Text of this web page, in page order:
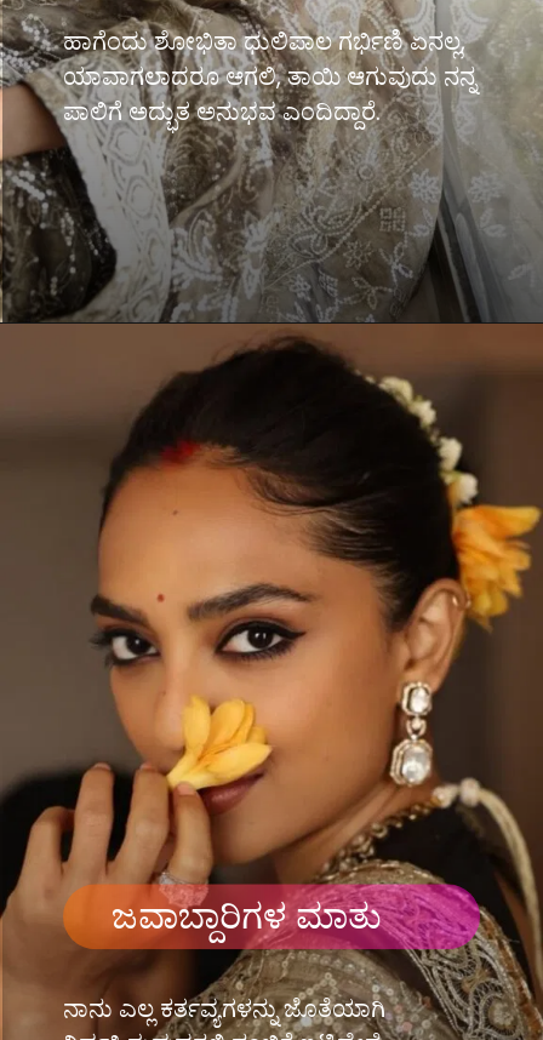
ಹಾಗೆಂದು ಶೋಭಿತಾ ಧುಲಿಪಾಲ ಗರ್ಭಿಣಿ ಏನಲ್ಲ,
ಯಾವಾಗಲಾದರೂ ಆಗಲಿ, ತಾಯಿ ಆಗುವುದು ನನ್ನ
ಪಾಲಿಗೆ ಅದ್ಭುತ ಅನುಭವ ಎಂದಿದ್ದಾರೆ.
ನಾನು ಎಲ್ಲ ಕರ್ತವ್ಯಗಳನ್ನು ಜೊತೆಯಾಗಿ
ಜವಾಬ್ದಾರಿಗಳ ಮಾತು